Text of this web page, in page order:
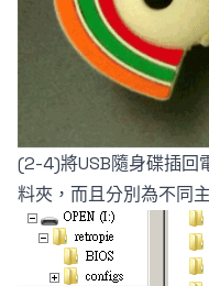
(2-4)將USB隨身碟插回
料夾，而且分別為不同